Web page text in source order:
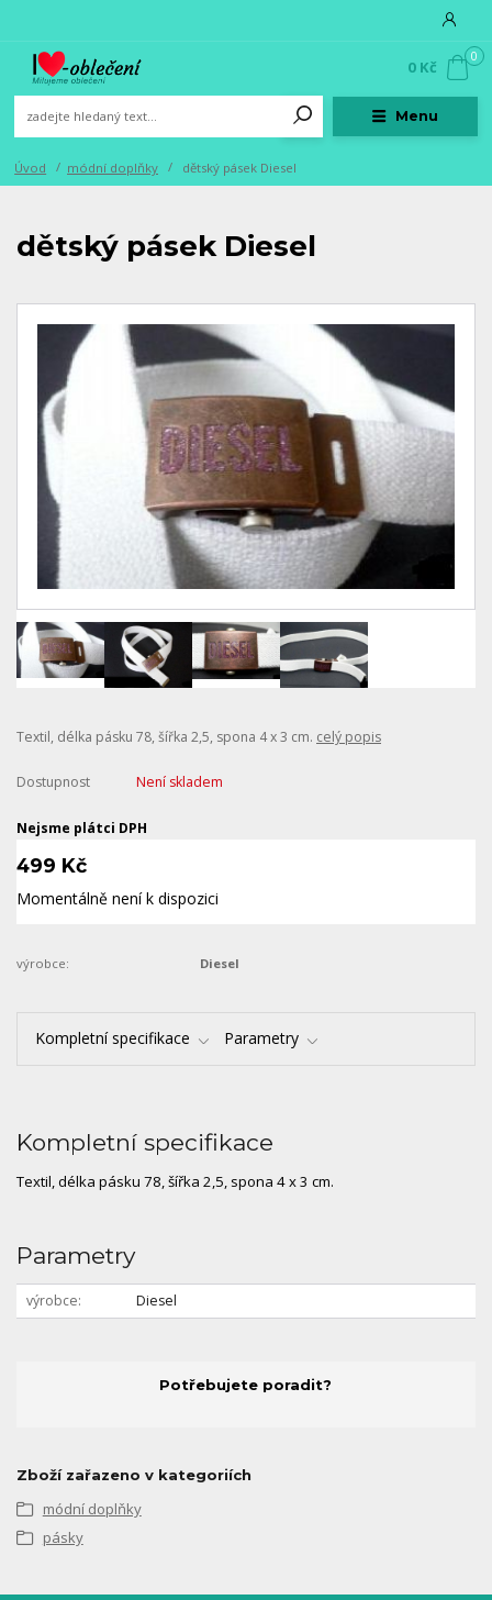
Menu
0
0 Kč
Úvod módní doplňky dětský pásek Diesel
dětský pásek Diesel
Textil, délka pásku 78, šířka 2,5, spona 4 x 3 cm. celý popis
Dostupnost Není skladem
Nejsme plátci DPH
499 Kč
Momentálně není k dispozici
výrobce: Diesel
Kompletní specifikace Parametry
Kompletní specifikace
Textil, délka pásku 78, šířka 2,5, spona 4 x 3 cm.
Parametry
výrobce Diesel
Potřebujete poradit?
Zboží zařazeno v kategoriích
módní doplňky
pásky